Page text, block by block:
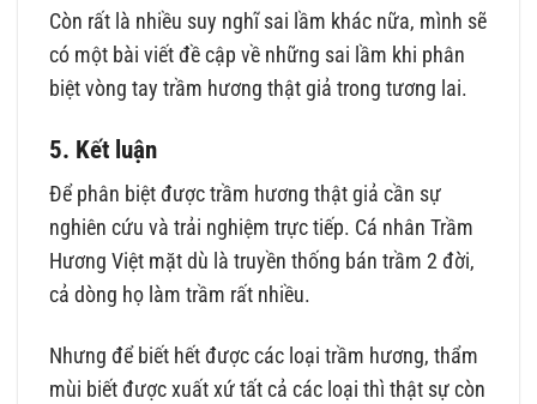
Còn rất là nhiều suy nghĩ sai lầm khác nữa, mình sẽ
có một bài viết đề cập về những sai lầm khi phân
biệt vòng tay trầm hương thật giả trong tương lai.
5. Kết luận
Để phân biệt được trầm hương thật giả cần sự
nghiên cứu và trải nghiệm trực tiếp. Cá nhân Trầm
Hương Việt mặt dù là truyền thống bán trầm 2 đời,
cả dòng họ làm trầm rất nhiều.
Nhưng để biết hết được các loại trầm hương, thẩm
mùi biết được xuất xứ tất cả các loại thì thật sự còn